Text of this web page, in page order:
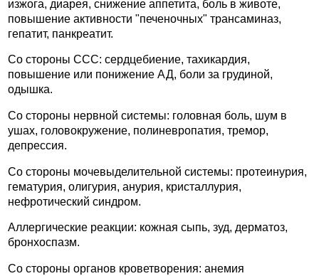
изжога, диарея, снижение аппетита, боль в животе,
повышение активности "печеночных" трансаминаз,
гепатит, панкреатит.
Со стороны ССС: сердцебиение, тахикардия,
повышение или понижение АД, боли за грудиной,
одышка.
Со стороны нервной системы: головная боль, шум в
ушах, головокружение, полиневропатия, тремор,
депрессия.
Со стороны мочевыделительной системы: протеинурия,
гематурия, олигурия, анурия, кристаллурия,
нефротический синдром.
Аллергические реакции: кожная сыпь, зуд, дерматоз,
бронхоспазм.
Со стороны органов кроветворения: анемия